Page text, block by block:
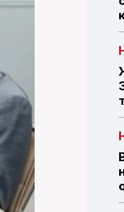
ПОИСК